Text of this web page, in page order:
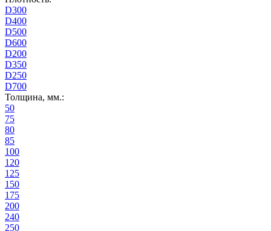
D300
D400
D500
D600
D200
D350
D250
D700
Толщина, мм.:
50
75
80
85
100
120
125
150
175
200
240
250